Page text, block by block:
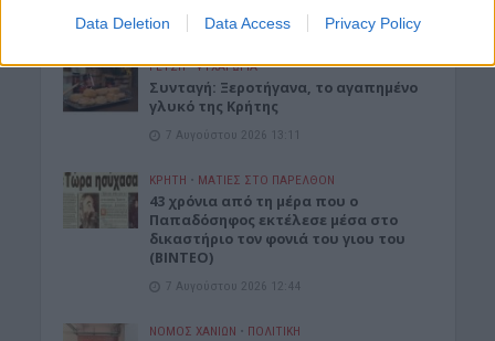
Data Deletion Data Access Privacy Policy
7 Αυγούστου 2026 13:30
ΓΕΎΣΗ - ΨΥΧΑΓΩΓΊΑ
Συνταγή: Ξεροτήγανα, το αγαπημένο
γλυκό της Κρήτης
7 Αυγούστου 2026 13:11
ΚΡΗΤΗ • ΜΑΤΙΕΣ ΣΤΟ ΠΑΡΕΛΘΟΝ
43 χρόνια από τη μέρα που ο
Παπαδόσηφος εκτέλεσε μέσα στο
δικαστήριο τον φονιά του γιου του
(ΒΙΝΤΕΟ)
7 Αυγούστου 2026 12:44
ΝΟΜΌΣ ΧΑΝΊΩΝ • ΠΟΛΙΤΙΚΗ